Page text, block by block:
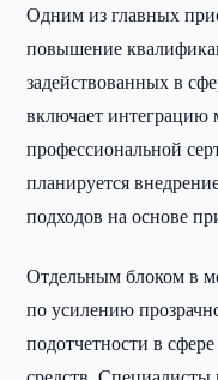
Одним из главных
повышение
задействованных в
включает
профессиональной
планируется
подходов на основе
Отдельным блоком в
по усилению
подотчетности в